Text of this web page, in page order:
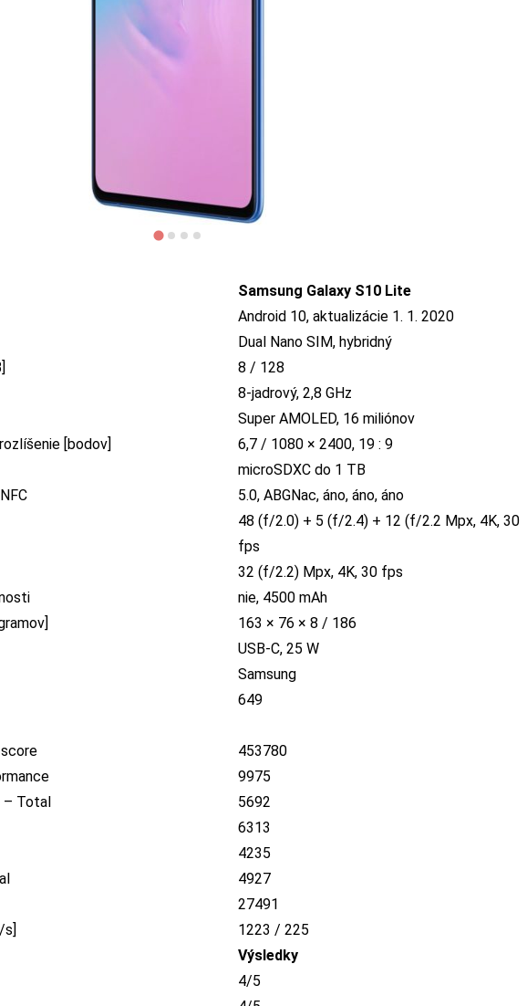
Samsung Galaxy S10 Lite
Android 10, aktualizácie 1. 1. 2020
Dual Nano SIM, hybridný
8 / 128
8-jadrový, 2,8 GHz
Super AMOLED, 16 miliónov
[bodov]
6,7 / 1080 × 2400, 19 : 9
microSDXC do 1 TB
5.0, ABGNac, áno, áno, áno
48 (f/2.0) + 5 (f/2.4) + 12 (f/2.2 Mpx, 4K, 30
fps
32 (f/2.2) Mpx, 4K, 30 fps
nie, 4500 mAh
163 × 76 × 8 / 186
USB-C, 25 W
Samsung
649
453780
9975
Total
5692
6313
4235
4927
27491
1223 / 225
Výsledky
4/5